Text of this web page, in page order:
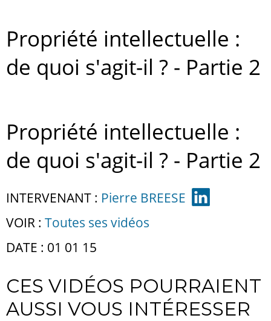
Propriété intellectuelle :
de quoi s'agit-il ? - Partie 2
Propriété intellectuelle :
de quoi s'agit-il ? - Partie 2
INTERVENANT : Pierre BREESE
VOIR : Toutes ses vidéos
DATE : 01 01 15
CES VIDÉOS POURRAIENT
AUSSI VOUS INTÉRESSER